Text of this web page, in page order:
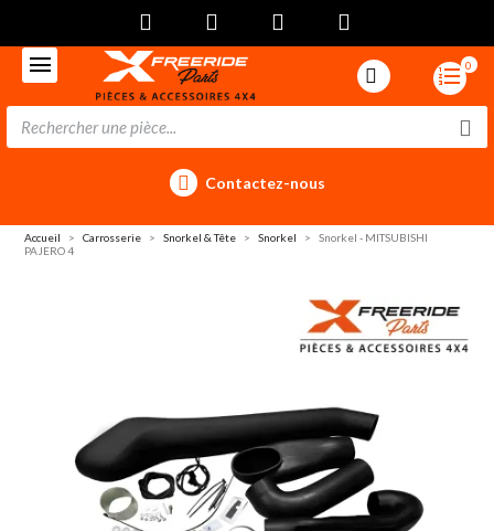
0
Contactez-nous
Accueil Carrosserie Snorkel & Tête Snorkel
Snorkel - MITSUBISHI
PAJERO 4